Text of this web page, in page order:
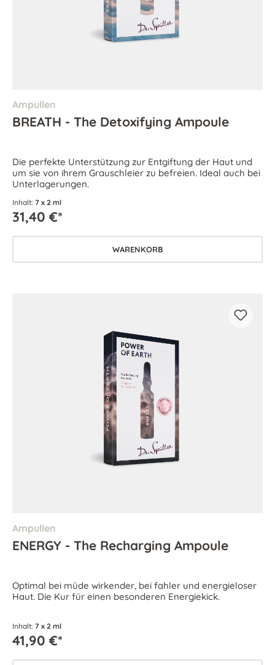
Ampullen
BREATH - The Detoxifying Ampoule
Die perfekte Unterstützung zur Entgiftung der Haut und
um sie von ihrem Grauschleier zu befreien. Ideal auch bei
Unterlagerungen.
Inhalt: 7 x 2 ml
31,40 €*
WARENKORB
Ampullen
ENERGY - The Recharging Ampoule
Optimal bei müde wirkender, bei fahler und energieloser
Haut. Die Kur für einen besonderen Energiekick.
Inhalt: 7 x 2 ml
41,90 €*